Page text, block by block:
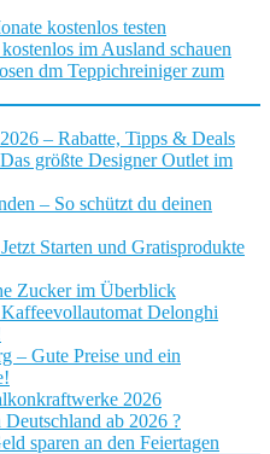
kostenlos testen
im Ausland schauen
dm Teppichreiniger zum
– Rabatte, Tipps & Deals
größte Designer Outlet im
– So schützt du deinen
Starten und Gratisprodukte
Zucker im Überblick
Delonghi
– Gute Preise und ein
2026
ab 2026 ?
sparen an den Feiertagen